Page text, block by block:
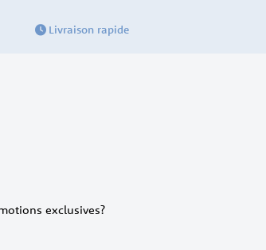
Livraison rapide
exclusives?